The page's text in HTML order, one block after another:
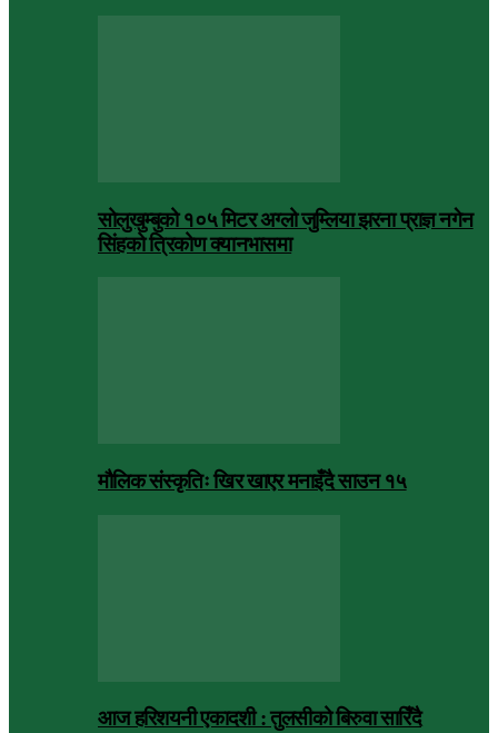
सोलुखुम्बुको १०५ मिटर अग्लो जुम्लिया झरना प्राज्ञ नगेन
सिंहको त्रिकोण क्यानभासमा
मौलिक संस्कृतिः खिर खाएर मनाइँदै साउन १५
आज हरिशयनी एकादशी : तुलसीको बिरुवा सारिँदै